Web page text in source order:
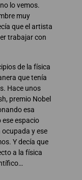
lo vemos.
muy
que el artista
trabajar con
de la física
que tenía
Hace unos
premio Nobel
esa
ese espacio
ocupada y ese
Y decía que
a la física